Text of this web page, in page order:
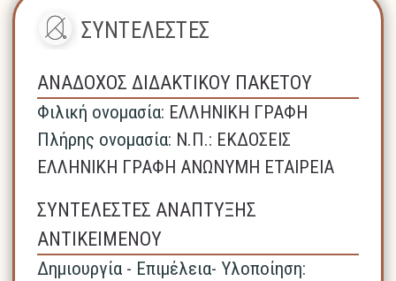
ΣΥΝΤΕΛΕΣΤΕΣ
ΑΝΑΔΟΧΟΣ ΔΙΔΑΚΤΙΚΟΥ ΠΑΚΕΤΟΥ
Φιλική ονομασία: ΕΛΛΗΝΙΚΗ ΓΡΑΦΗ
Πλήρης ονομασία: N.Π.: ΕΚΔΟΣΕΙΣ
ΕΛΛΗΝΙΚΗ ΓΡΑΦΗ ΑΝΩΝΥΜΗ ΕΤΑΙΡΕΙΑ
ΣΥΝΤΕΛΕΣΤΕΣ ΑΝΑΠΤΥΞΗΣ
ΑΝΤΙΚΕΙΜΕΝΟΥ
Δημιουργία - Επιμέλεια- Υλοποίηση: